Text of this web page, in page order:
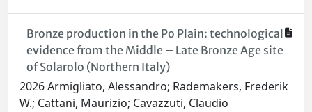
Bronze production in the Po Plain: technological
evidence from the Middle – Late Bronze Age site
of Solarolo (Northern Italy)
2026 Armigliato, Alessandro; Rademakers, Frederik
W.; Cattani, Maurizio; Cavazzuti, Claudio